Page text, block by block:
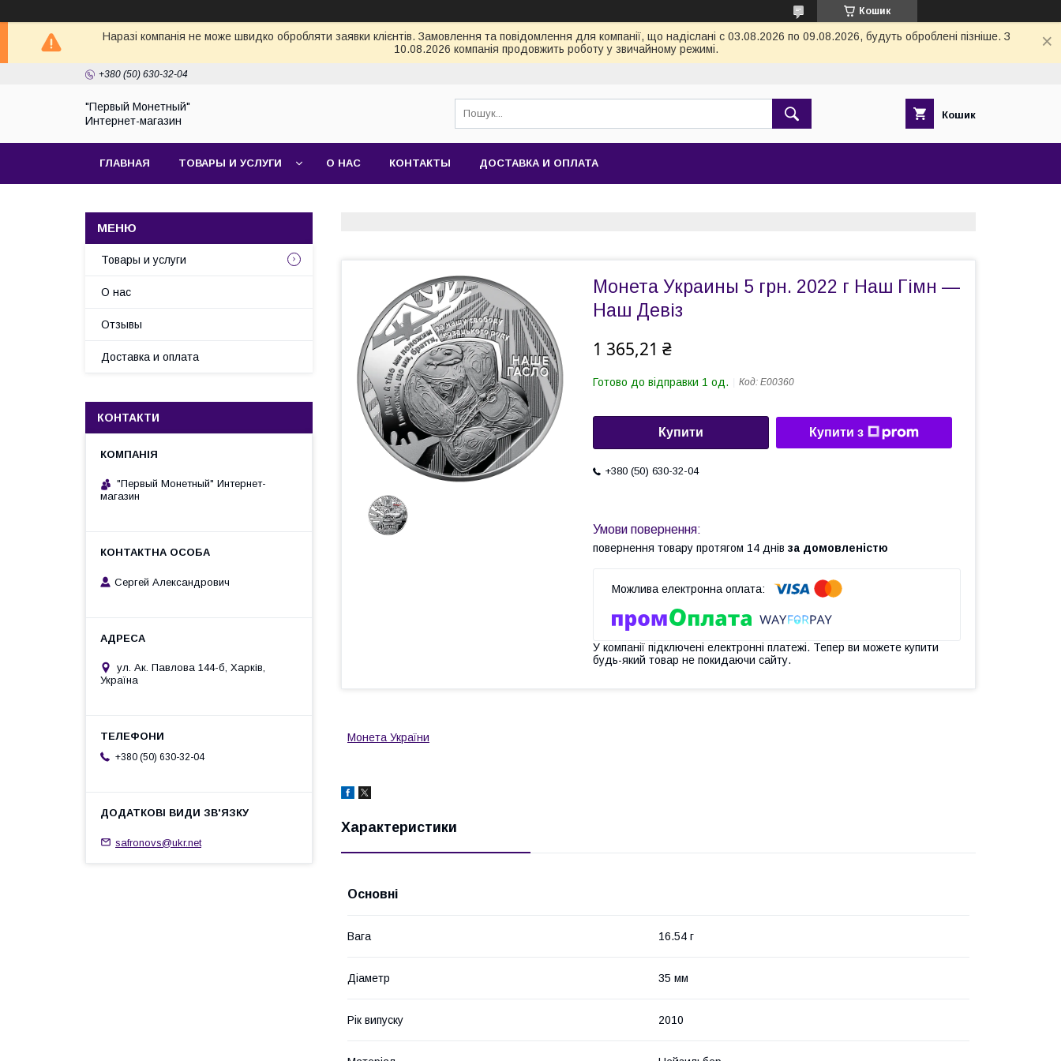
Кошик
Наразі компанія не може швидко обробляти заявки клієнтів. Замовлення та повідомлення для компанії, що надіслані с 03.08.2026 по 09.08.2026, будуть оброблені пізніше. З
10.08.2026 компанія продовжить роботу у звичайному режимі.
+380 (50) 630-32-04
"Первый Монетный"
Интернет-магазин
Кошик
ГЛАВНАЯ ТОВАРЫ И УСЛУГИ О НАС КОНТАКТЫ ДОСТАВКА И ОПЛАТА
Монета Украины 5 грн. 2022 г Наш Гімн —
Наш Девіз
1 365,21 ₴
Готово до відправки 1 од. Код: Е00360
Купити Купити з
+380 (50) 630-32-04
повернення товару протягом 14 днів за домовленістю
У компанії підключені електронні платежі. Тепер ви можете купити
будь-який товар не покидаючи сайту.
Монета України
Характеристики
Основні
Вага 16.54 г
Діаметр 35 мм
Рік випуску 2010
Товары и услуги
О нас
Отзывы
Доставка и оплата
КОНТАКТИ
"Первый Монетный" Интернет-
магазин
Сергей Александрович
ул. Ак. Павлова 144-б, Харків,
Україна
+380 (50) 630-32-04
safronovs@ukr.net